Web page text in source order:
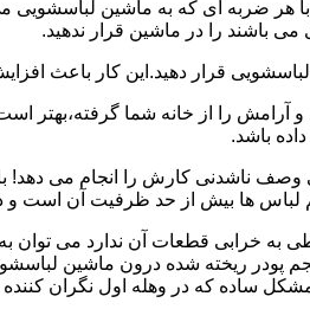
هر ضربه ای که به ماشین
باشند را در ماشین قرار ندهید.
قرار دهید.این کار باعث
را از خانه شما گرفته،بهتر
باشد.
ناشدنی کارش را انجام می دهد!
لباس ها بیش از حد ظرفیت آن است
به خرابی قطعات آن ندارد می
پودر ریخته شده درون ماشین
ساده که در وهله اول نگران